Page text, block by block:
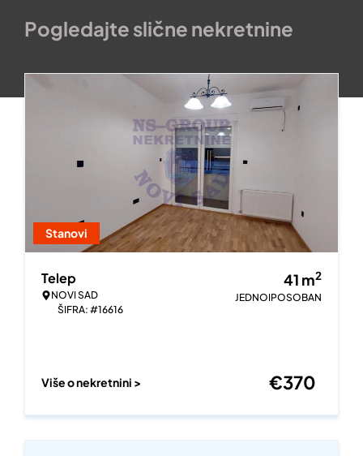
Pogledajte slične nekretnine
Stanovi
Telep
NOVI SAD
ŠIFRA: #16616
41 m2
JEDNOIPOSOBAN
Više o nekretnini > €370